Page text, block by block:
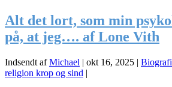
Alt det lort, som min
på, at jeg…. af Lone Vith
Indsendt afMichael | okt 16, 2025 |
religion krop og sind |